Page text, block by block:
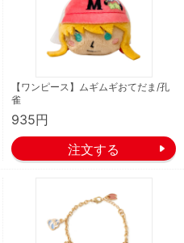
【ワンピース】ムギムギおてだま/孔
雀
935円